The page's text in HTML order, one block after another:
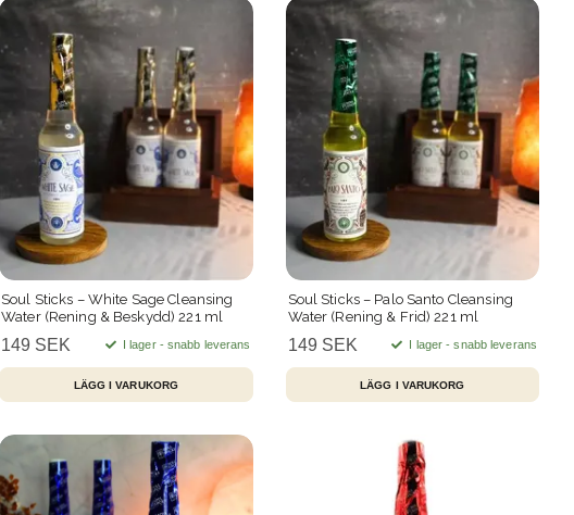
Soul Sticks – White Sage Cleansing
Water (Rening & Beskydd) 221 ml
149 SEK I lager - snabb leverans
Soul Sticks – Palo Santo Cleansing
Water (Rening & Frid) 221 ml
149 SEK I lager - snabb leverans